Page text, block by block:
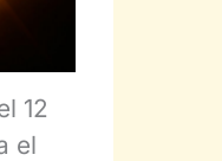
12
el